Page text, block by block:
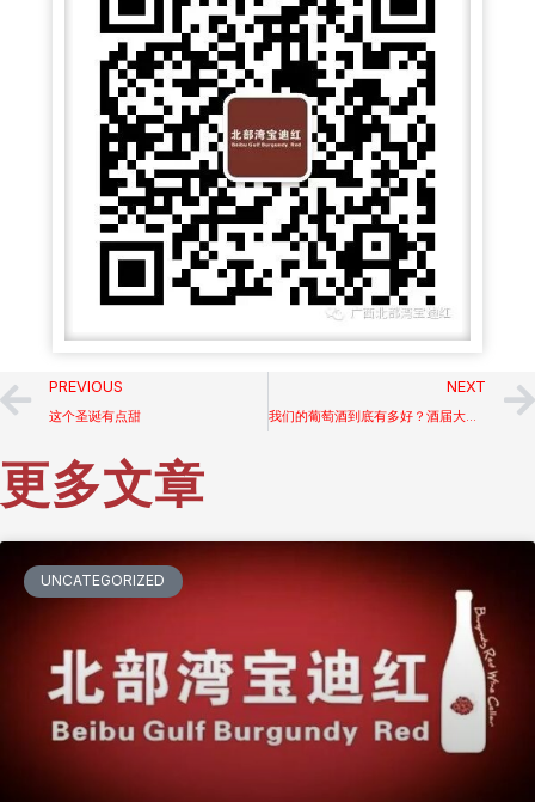
PREVIOUS
这个圣诞有点甜
NEXT
我们的葡萄酒到底有多好？酒届大咖说了算！
更多文章
UNCATEGORIZED